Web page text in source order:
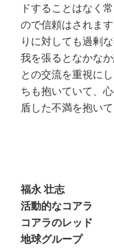
ドすることはなく
ので信頼はされま
りに対しても過剰
我を張るとなかな
との交流を重視に
ちも抱いていて、
盾した不満を抱い
福永 壮志
活動的なコアラ
コアラのレッド
地球グループ